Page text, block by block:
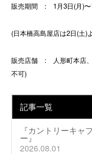
販売期間 : 1月3日(月)〜
(日本橋高島屋店は2日(土)
販売店舗 : 人形町本店、
不可)
記事一覧
『カントリーキャ
ー』
2026.08.01